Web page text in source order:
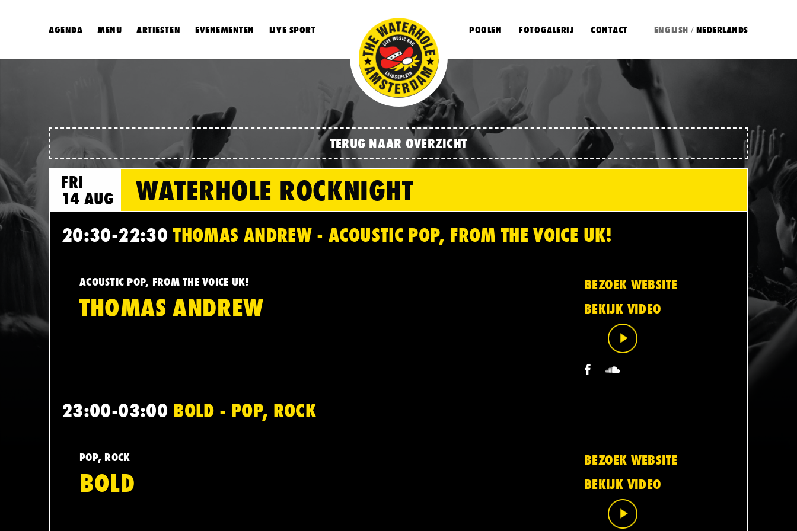
AGENDA MENU ARTIESTEN EVENEMENTEN LIVE SPORT POOLEN FOTOGALERIJ CONTACT ENGLISH / NEDERLANDS
TERUG NAAR OVERZICHT
FRI
14 AUG WATERHOLE ROCKNIGHT
20:30-22:30 THOMAS ANDREW - ACOUSTIC POP, FROM THE VOICE UK!
ACOUSTIC POP, FROM THE VOICE UK!
THOMAS ANDREW
BEZOEK WEBSITE
BEKIJK VIDEO
23:00-03:00 BOLD - POP, ROCK
POP, ROCK
BOLD
BEZOEK WEBSITE
BEKIJK VIDEO